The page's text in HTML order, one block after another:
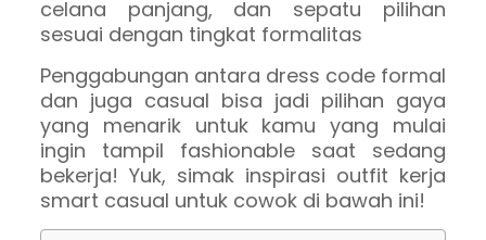
celana panjang, dan sepatu pilihan
sesuai dengan tingkat formalitas
Penggabungan antara dress code formal
dan juga casual bisa jadi pilihan gaya
yang menarik untuk kamu yang mulai
ingin tampil fashionable saat sedang
bekerja! Yuk, simak inspirasi outfit kerja
smart casual untuk cowok di bawah ini!